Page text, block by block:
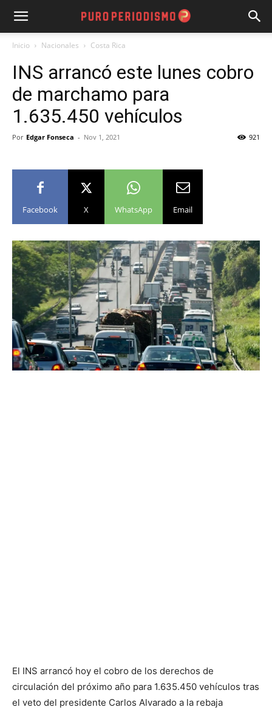
Inicio Nacionales Costa Rica
INS arrancó este lunes cobro
de marchamo para
1.635.450 vehículos
Por Edgar Fonseca - Nov 1, 2021 921
Facebook X WhatsApp Email
El INS arrancó hoy el cobro de los derechos de
circulación del próximo año para 1.635.450 vehículos tras
el veto del presidente Carlos Alvarado a la rebaja